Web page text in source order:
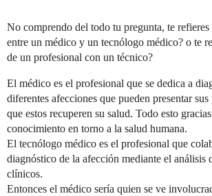
No comprendo del todo tu pregunta, te
entre un médico y un tecnólogo médico? o te
de un profesional con un técnico?
El médico es el profesional que se dedica a
diferentes afecciones que pueden presentar
que estos recuperen su salud. Todo esto
conocimiento en torno a la salud humana.
El tecnólogo médico es el profesional que
diagnóstico de la afección mediante el análisis
clínicos.
Entonces el médico sería quien se ve